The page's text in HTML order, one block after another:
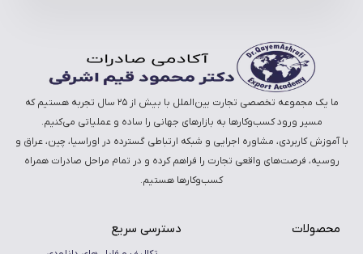
ما یک مجموعه تخصصی تجارت بین‌الملل با بیش از ۲۵ سال تجربه هستیم که
مسیر ورود کسب‌وکارها به بازارهای جهانی را ساده و عملیاتی می‌کنیم.
با آموزش کاربردی، مشاوره اجرایی و شبکه ارتباطی گسترده در اوراسیا، چین، عراق و
روسیه، فرصت‌های واقعی تجارت را فراهم کرده و در تمام مراحل صادرات همراه
کسب‌وکارها هستیم.
دسترسی سریع محصولات